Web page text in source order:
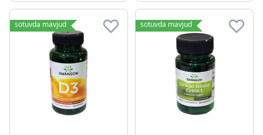
sotuvda mavjud sotuvda mavjud